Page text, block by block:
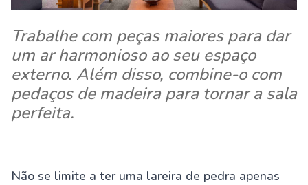
Trabalhe com peças maiores para dar
um ar harmonioso ao seu espaço
externo. Além disso, combine-o com
pedaços de madeira para tornar a sala
perfeita.
Não se limite a ter uma lareira de pedra apenas